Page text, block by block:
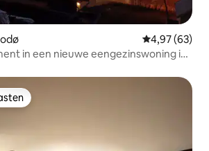
Gemiddelde
4,97 (63)
in een nieuwe eengezinswoning in